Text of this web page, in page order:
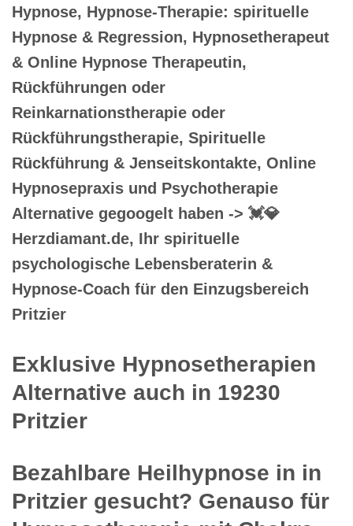
Hypnose, Hypnose-Therapie: spirituelle
Hypnose & Regression, Hypnosetherapeut
& Online Hypnose Therapeutin,
Rückführungen oder
Reinkarnationstherapie oder
Rückführungstherapie, Spirituelle
Rückführung & Jenseitskontakte, Online
Hypnosepraxis und Psychotherapie
Alternative gegoogelt haben -> 💓️💎
Herzdiamant.de, Ihr spirituelle
psychologische Lebensberaterin &
Hypnose-Coach für den Einzugsbereich
Pritzier
Exklusive Hypnosetherapien
Alternative auch in 19230
Pritzier
Bezahlbare Heilhypnose in in
Pritzier gesucht? Genauso für